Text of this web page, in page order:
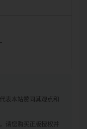
表本站赞同其观点和
请您购买正版授权并